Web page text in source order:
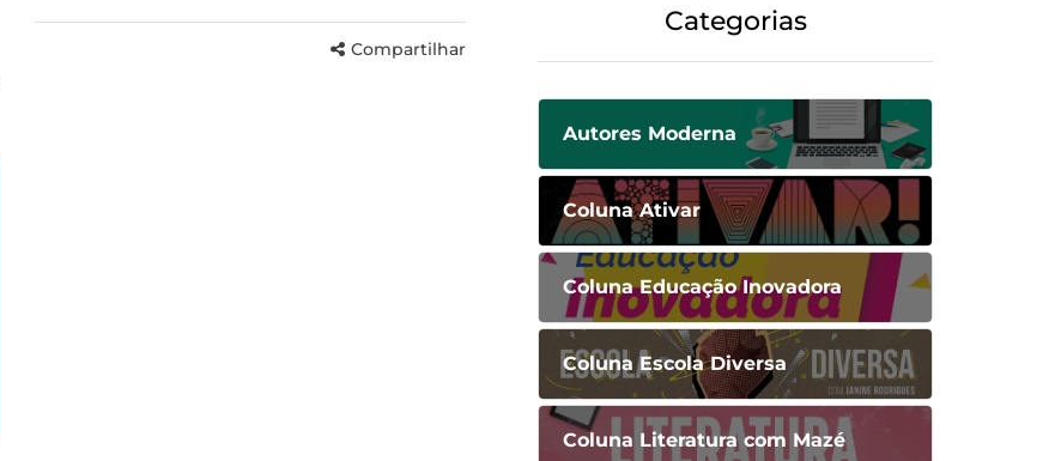
Compartilhar
Categorias
Autores Moderna
Coluna Ativar
Coluna Educação Inovadora
Coluna Escola Diversa
Coluna Literatura com Mazé